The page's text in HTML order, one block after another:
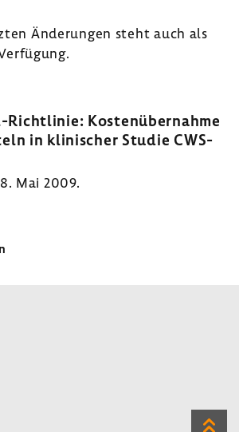
Ände­rungen steht auch als
Kosten­über­nahme
in klini­scher Studie CWS-​
Mai 2009.
Zum